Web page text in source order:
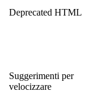
Deprecated HTML
Suggerimenti per
velocizzare